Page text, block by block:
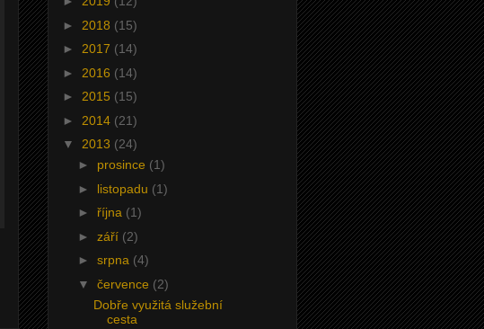
► 2018 (15)
► 2017 (14)
► 2016 (14)
► 2015 (15)
► 2014 (21)
▼ 2013 (24)
► prosince (1)
► listopadu (1)
► října (1)
► září (2)
► srpna (4)
▼ července (2)
Dobře využitá služební
cesta